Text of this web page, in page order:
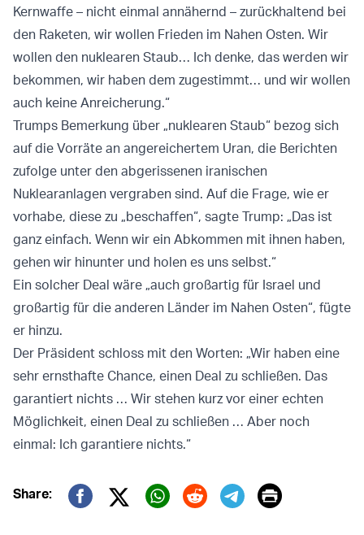
Kernwaffe – nicht einmal annähernd – zurückhaltend bei
den Raketen, wir wollen Frieden im Nahen Osten. Wir
wollen den nuklearen Staub… Ich denke, das werden wir
bekommen, wir haben dem zugestimmt… und wir wollen
auch keine Anreicherung.“
Trumps Bemerkung über „nuklearen Staub“ bezog sich
auf die Vorräte an angereichertem Uran, die Berichten
zufolge unter den abgerissenen iranischen
Nuklearanlagen vergraben sind. Auf die Frage, wie er
vorhabe, diese zu „beschaffen“, sagte Trump: „Das ist
ganz einfach. Wenn wir ein Abkommen mit ihnen haben,
gehen wir hinunter und holen es uns selbst.“
Ein solcher Deal wäre „auch großartig für Israel und
großartig für die anderen Länder im Nahen Osten“, fügte
er hinzu.
Der Präsident schloss mit den Worten: „Wir haben eine
sehr ernsthafte Chance, einen Deal zu schließen. Das
garantiert nichts … Wir stehen kurz vor einer echten
Möglichkeit, einen Deal zu schließen … Aber noch
einmal: Ich garantiere nichts.“
Share:
Twitter (X)
Print